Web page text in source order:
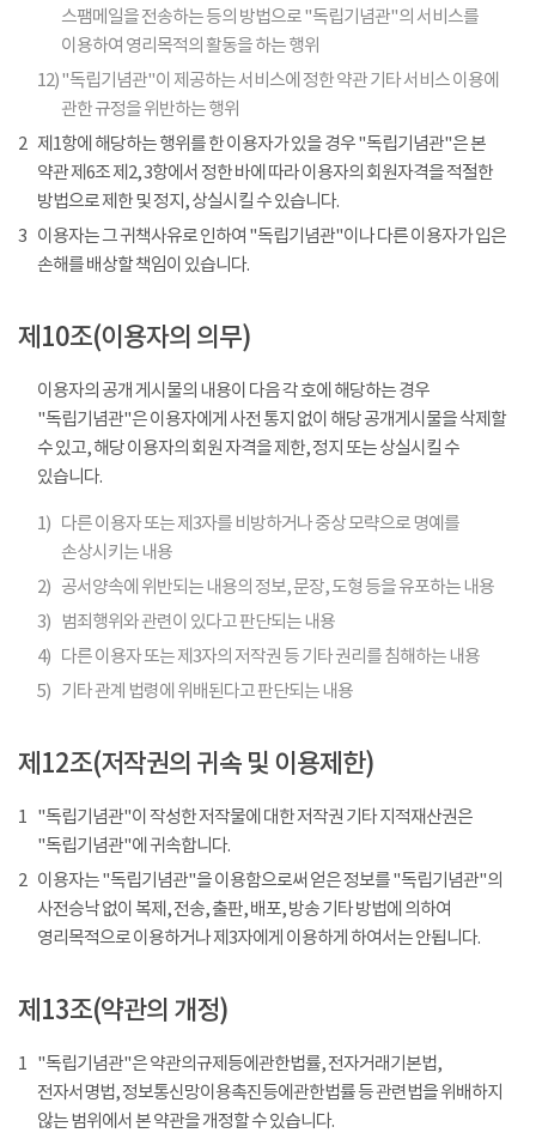
스팸메일을 전송하는 등의 방법으로 "독립기념관"의 서비스를
이용하여 영리목적의 활동을 하는 행위
12)"독립기념관"이 제공하는 서비스에 정한 약관 기타 서비스 이용에
관한 규정을 위반하는 행위
2 제1항에 해당하는 행위를 한 이용자가 있을 경우 "독립기념관"은 본
약관 제6조 제2, 3항에서 정한 바에 따라 이용자의 회원자격을 적절한
방법으로 제한 및 정지, 상실시킬 수 있습니다.
3 이용자는 그 귀책사유로 인하여 "독립기념관"이나 다른 이용자가 입은
손해를 배상할 책임이 있습니다.
제10조(이용자의 의무)
이용자의 공개 게시물의 내용이 다음 각 호에 해당하는 경우
"독립기념관"은 이용자에게 사전 통지 없이 해당 공개게시물을 삭제할
수 있고, 해당 이용자의 회원 자격을 제한, 정지 또는 상실시킬 수
있습니다.
1) 다른 이용자 또는 제3자를 비방하거나 중상 모략으로 명예를
손상시키는 내용
2) 공서양속에 위반되는 내용의 정보, 문장, 도형 등을 유포하는 내용
3)
범죄행위와 관련이 있다고 판단되는 내용
4) 다른 이용자 또는 제3자의 저작권 등 기타 권리를 침해하는 내용
5) 기타 관계 법령에 위배된다고 판단되는 내용
제12조(저작권의 귀속 및 이용제한)
1 "독립기념관"이 작성한 저작물에 대한 저작권 기타 지적재산권은
"독립기념관"에 귀속합니다.
2 이용자는 "독립기념관"을 이용함으로써 얻은 정보를 "독립기념관"의
사전승낙 없이 복제, 전송, 출판, 배포, 방송 기타 방법에 의하여
영리목적으로 이용하거나 제3자에게 이용하게 하여서는 안됩니다.
제13조(약관의 개정)
1 "독립기념관"은 약관의규제등에관한법률, 전자거래기본법,
전자서명법, 정보통신망이용촉진등에관한법률 등 관련법을 위배하지
않는 범위에서 본 약관을 개정할 수 있습니다.